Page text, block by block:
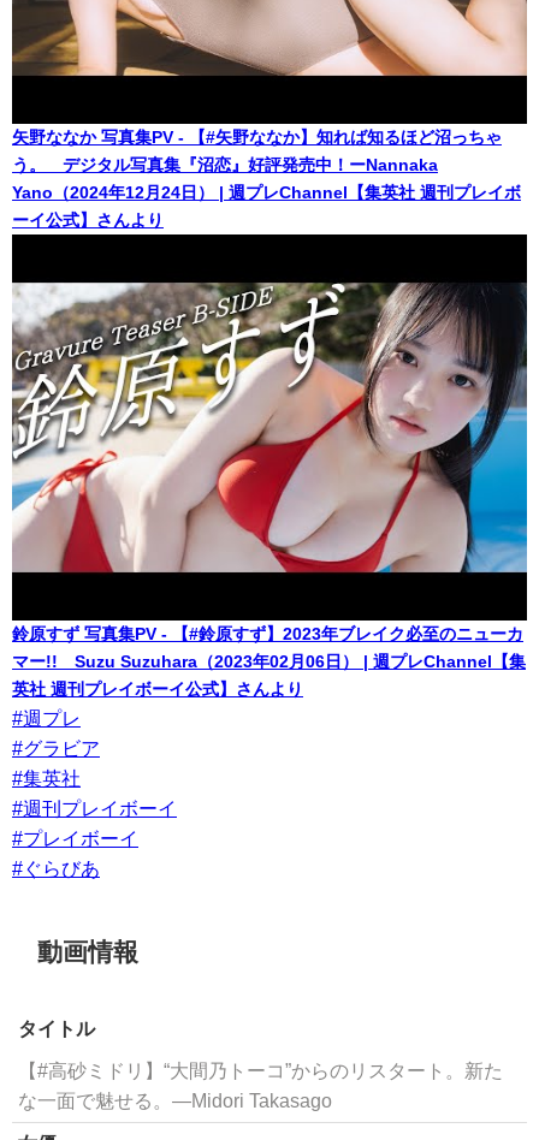
矢野ななか 写真集PV - 【#矢野ななか】知れば知るほど沼っちゃ
う。 デジタル写真集『沼恋』好評発売中！ーNannaka
Yano（2024年12月24日） | 週プレChannel【集英社 週刊プレイボ
ーイ公式】さんより
鈴原すず 写真集PV - 【#鈴原すず】2023年ブレイク必至のニューカ
マー!! Suzu Suzuhara（2023年02月06日） | 週プレChannel【集
英社 週刊プレイボーイ公式】さんより
#週プレ
#グラビア
#集英社
#週刊プレイボーイ
#プレイボーイ
#ぐらびあ
動画情報
タイトル
【#高砂ミドリ】“大間乃トーコ”からのリスタート。新た
な一面で魅せる。―Midori Takasago